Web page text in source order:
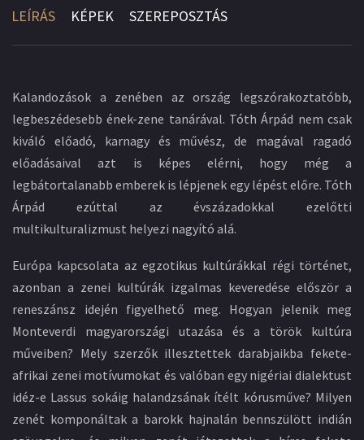
LEÍRÁS KÉPEK SZEREPOSZTÁS
Kalandozások a zenében az ország legszórakoztatóbb,
legbeszédesebb ének-zene tanárával. Tóth Árpád nem csak
kiváló előadó, karnagy és művész, de magával ragadó
előadásaival azt is képes elérni, hogy még a
legbátortalanabb emberek is lépjenek egy lépést előre. Tóth
Árpád ezúttal az évszázadokkal ezelőtti
multikulturalizmust helyezi nagyító alá.
Európa kapcsolata az egzotikus kultúrákkal régi történet,
azonban a zenei kultúrák izgalmas keveredése először a
reneszánsz idején figyelhető meg. Hogyan jelenik meg
Monteverdi magyarországi utazása és a török kultúra
műveiben? Mely szerzők illesztettek darabjaikba fekete-
afrikai zenei motívumokat és valóban egy nigériai dialektust
idéz-e Lassus sokáig halandzsának ítélt kórusműve? Milyen
zenét komponáltak a barokk hajnalán bennszülött indián